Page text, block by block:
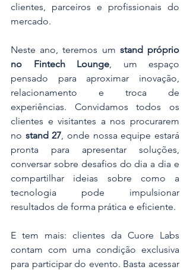
clientes, parceiros e profissionais do
mercado.
Neste ano, teremos um stand próprio
no Fintech Lounge , um espaço
pensado para aproximar inovação,
relacionamento e troca de
experiências. Convidamos todos os
clientes e visitantes a nos procurarem
no stand 27 , onde nossa equipe estará
pronta para apresentar soluções,
conversar sobre desafios do dia a dia e
compartilhar ideias sobre como a
tecnologia pode impulsionar
resultados de forma prática e eficiente.
E tem mais: clientes da Cuore Labs
contam com uma condição exclusiva
para participar do evento. Basta acessar